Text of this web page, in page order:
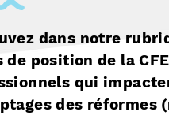
dans notre
de position de la
qui
des réformes